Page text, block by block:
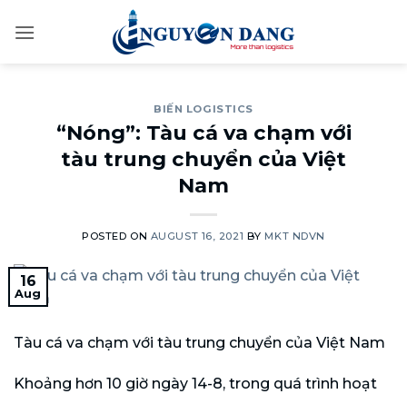
BIẾN LOGISTICS
“Nóng”: Tàu cá va chạm với
tàu trung chuyển của Việt
Nam
POSTED ON AUGUST 16, 2021 BY MKT NDVN
16
Aug
Tàu cá va chạm với tàu trung chuyển của Việt Nam
Khoảng hơn 10 giờ ngày 14-8, trong quá trình hoạt